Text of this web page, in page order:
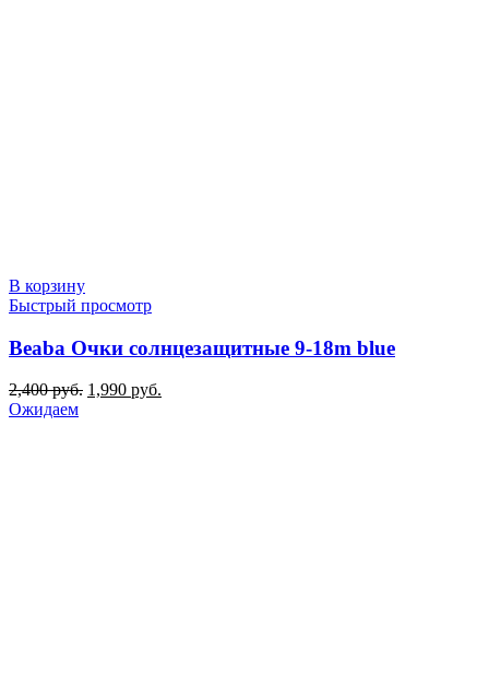
В корзину
Быстрый просмотр
Beaba Очки солнцезащитные 9-18m blue
2,400руб. Первоначальная
1,990 руб.
Ожидаем